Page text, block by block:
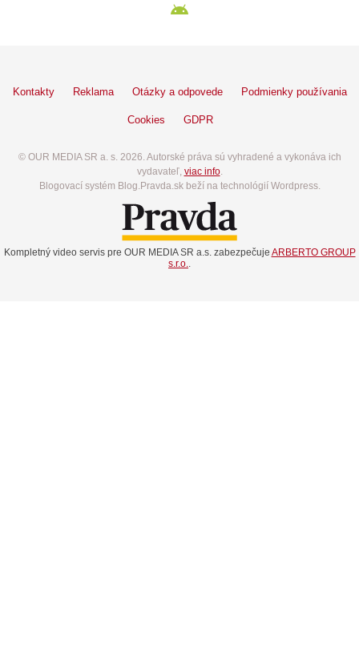
Kontakty Reklama Otázky a odpovede Podmienky používania
Cookies GDPR
© OUR MEDIA SR a. s. 2026. Autorské práva sú vyhradené a vykonáva ich
vydavateľ, viac info.
Blogovací systém Blog.Pravda.sk beží na technológií Wordpress.
Kompletný video servis pre OUR MEDIA SR a.s. zabezpečuje ARBERTO GROUP
s.r.o.